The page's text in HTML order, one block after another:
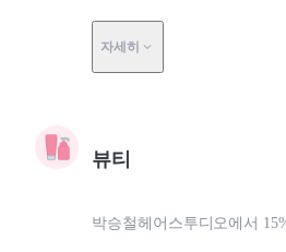
자세히
뷰티
박승철헤어스투디오에서